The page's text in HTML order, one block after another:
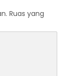
Ruas yang